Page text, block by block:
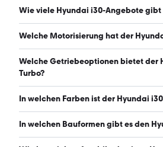
Ein guter Preis für einen Hyundai i30
monatlich. (Stand: 9.8.2026)
Wie viele Hyundai i30-Angebote gibt
Es gibt insgesamt 142 Hyundai i30
Welche Motorisierung hat der
Der Hyundai i30 Turbo hat
186 PS. (Stand: 9.8.2026)
Welche Getriebeoptionen bietet der
Turbo?
Der Hyundai i30 Turbo ist mit
In welchen Farben ist der Hyundai
Den Hyundai i30 Turbo gibt es in
In welchen Bauformen gibt es den